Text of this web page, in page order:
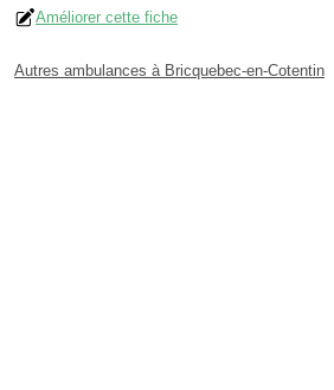
Améliorer cette fiche
Autres ambulances à Bricquebec-en-Cotentin